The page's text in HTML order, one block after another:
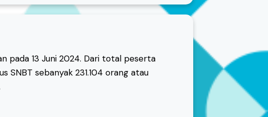
pada 13 Juni 2024. Dari total peserta
SNBT sebanyak 231.104 orang atau